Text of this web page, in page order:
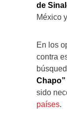
de
México
En los
contra
Chapo”
sido
países.